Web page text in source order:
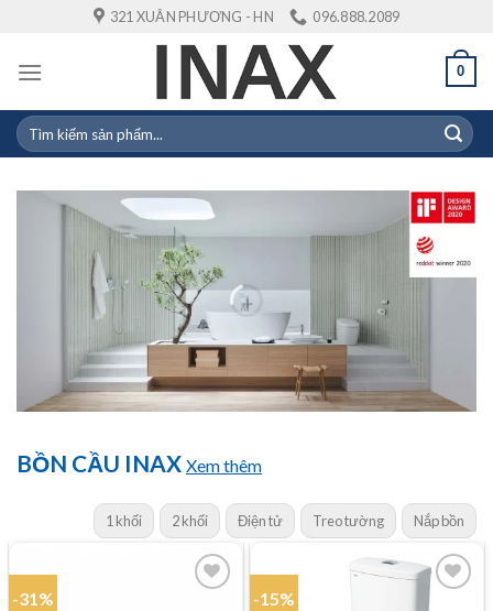
content
321 XUÂN PHƯƠNG - HN 096.888.2089
0
Tìm
kiếm:
BỒN CẦU INAX Xem thêm
1 khối 2 khối Điện tử Treo tường Nắp bồn
-31% -15%